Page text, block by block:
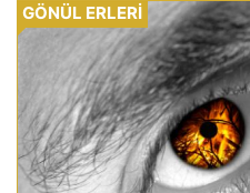
GÖNÜL ERLERİ